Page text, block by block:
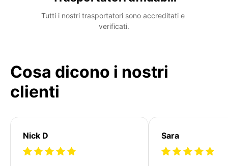
Tutti i nostri trasportatori sono accreditati e
verificati.
Cosa dicono i nostri
clienti
Nick D Sara